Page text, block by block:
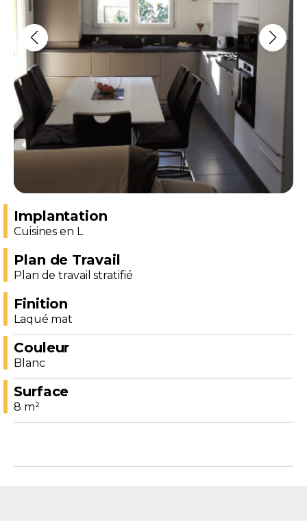
Implantation
Cuisines en L
Plan de Travail
Plan de travail stratifié
Finition
Laqué mat
Couleur
Blanc
Surface
8 m²